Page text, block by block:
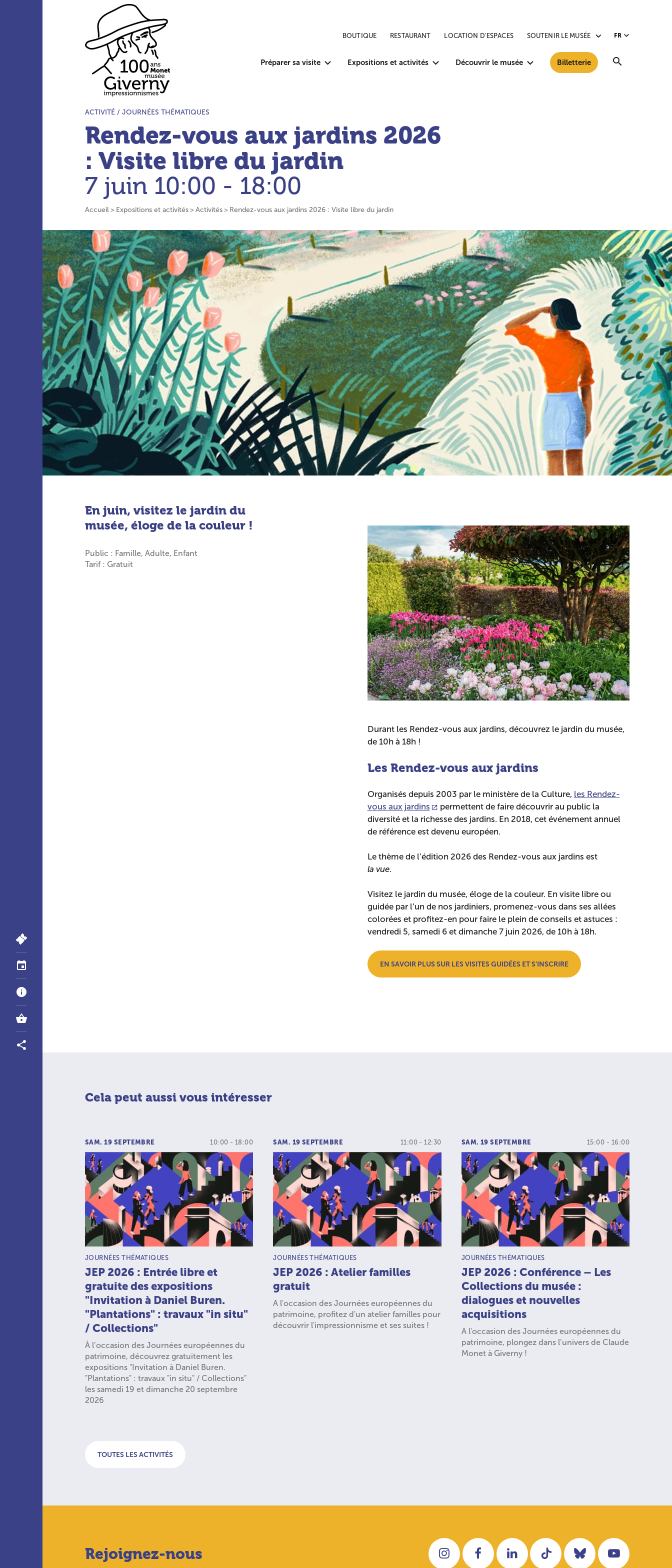
Aller au menu principal
Aller au contenu principal
Aller à la barre d’outils
Aller au pied de page
Accueil du site
Préparer sa visite Expositions et activités Découvrir le musée Billetterie
BOUTIQUE RESTAURANT LOCATION D’ESPACES SOUTENIR LE MUSÉE FR
TYPE D’ACTIVITÉ :
ACTIVITÉ / JOURNÉES THÉMATIQUES
Rendez-vous aux jardins 2026
: Visite libre du jardin
7 juin 10:00 - 18:00
Accueil Expositions et activités Activités Rendez-vous aux jardins 2026 : Visite libre du jardin
En juin, visitez le jardin du
musée, éloge de la couleur !
Public : Famille, Adulte, Enfant
Tarif : Gratuit
Durant les Rendez-vous aux jardins, découvrez le jardin du musée,
de 10h à 18h !
Les Rendez-vous aux jardins
Organisés depuis 2003 par le ministère de la Culture, les Rendez-
vous aux jardins
permettent de faire découvrir au public la
diversité et la richesse des jardins. En 2018, cet événement annuel
de référence est devenu européen.
Le thème de l’édition 2026 des Rendez-vous aux jardins est
la vue.
Visitez le jardin du musée, éloge de la couleur. En visite libre ou
guidée par l’un de nos jardiniers, promenez-vous dans ses allées
colorées et profitez-en pour faire le plein de conseils et astuces :
vendredi 5, samedi 6 et dimanche 7 juin 2026, de 10h à 18h.
EN SAVOIR PLUS SUR LES VISITES GUIDÉES ET S’INSCRIRE
Cela peut aussi vous intéresser
SAM. 19 SEPTEMBRE 10:00 - 18:00
TYPE D’ACTIVITÉ :
JOURNÉES THÉMATIQUES
JEP 2026 : Entrée libre et
gratuite des expositions
"Invitation à Daniel Buren.
"Plantations" : travaux "in situ"
/ Collections"
À l’occasion des Journées européennes du
patrimoine, découvrez gratuitement les
expositions "Invitation à Daniel Buren.
"Plantations" : travaux "in situ" / Collections"
les samedi 19 et dimanche 20 septembre
2026
SAM. 19 SEPTEMBRE 11:00 - 12:30
TYPE D’ACTIVITÉ :
JOURNÉES THÉMATIQUES
JEP 2026 : Atelier familles
gratuit
A l'occasion des Journées européennes du
patrimoine, profitez d'un atelier familles pour
découvrir l'impressionnisme et ses suites !
SAM. 19 SEPTEMBRE 15:00 - 16:00
TYPE D’ACTIVITÉ :
JOURNÉES THÉMATIQUES
JEP 2026 : Conférence – Les
Collections du musée :
dialogues et nouvelles
acquisitions
A l'occasion des Journées européennes du
patrimoine, plongez dans l’univers de Claude
Monet à Giverny !
TOUTES LES ACTIVITÉS
Rejoignez-nous InstagramFacebookLinkedInTiktokBlueskyYouTube